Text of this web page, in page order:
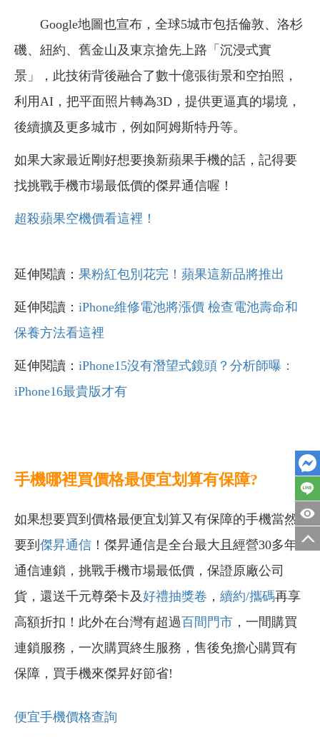
Google地圖也宣布，全球5城市包括倫敦、洛杉
磯、紐約、舊金山及東京搶先上路「沉浸式實
景」，此技術背後融合了數十億張街景和空拍照，
利用AI，把平面照片轉為3D，提供更逼真的場境，
後續擴及更多城市，例如阿姆斯特丹等。
如果大家最近剛好想要換新蘋果手機的話，記得要
找挑戰手機市場最低價的傑昇通信喔！
超殺蘋果空機價看這裡！
延伸閱讀： 果粉紅包別花完！蘋果這新品將推出
延伸閱讀： iPhone維修電池將漲價 檢查電池壽命和
保養方法看這裡
延伸閱讀： iPhone15沒有潛望式鏡頭？分析師曝：
iPhone16最貴版才有
手機哪裡買價格最便宜划算有保障?
如果想要買到價格最便宜划算又有保障的手機當然
要到 傑昇通信 ！傑昇通信是全台最大且經營30多年
通信連鎖，挑戰手機市場最低價，保證原廠公司
貨，還送千元尊榮卡及好禮抽獎卷 ， 續約/攜碼再享
高額折扣！此外在台灣有超過百間門市 ，一間購買
連鎖服務，一次購買終生服務，售後免擔心購買有
保障，買手機來傑昇好節省!
便宜手機價格查詢